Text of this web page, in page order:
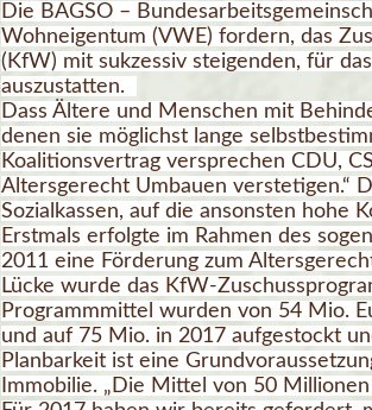
Die BAGSO –
Wohneigentum (VWE) fordern, das
(KfW) mit sukzessiv steigenden, für
auszustatten.
Dass Ältere und Menschen mit
denen sie möglichst lange
Koalitionsvertrag versprechen CDU,
Altersgerecht Umbauen verstetigen.“
Sozialkassen, auf die ansonsten hohe
Erstmals erfolgte im Rahmen des
2011 eine Förderung zum
Lücke wurde das KfW-
Programmmittel wurden von 54 Mio.
und auf 75 Mio. in 2017 aufgestockt
Planbarkeit ist eine
Immobilie. „Die Mittel von 50